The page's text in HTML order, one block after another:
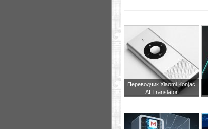
Переводчик Xiaomi Konjac
AI Translator